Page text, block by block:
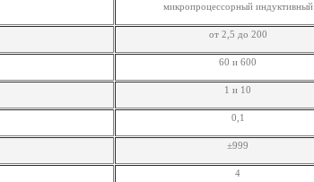
микропроцессорный индуктивный
от 2,5 до 200
60 и 600
1 и 10
0,1
±999
4